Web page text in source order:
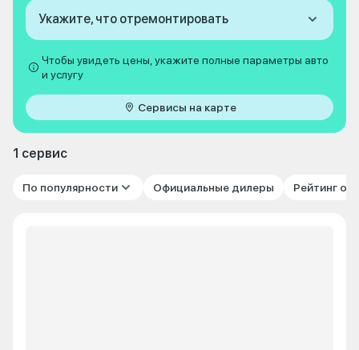
Укажите, что отремонтировать
Чтобы увидеть цены, укажите полные параметры авто
и услугу
Сервисы на карте
1 сервис
По популярности Официальные дилеры Рейтинг